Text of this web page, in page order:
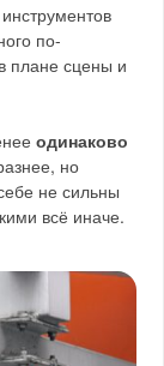
по-
плане сцены и
одинаково
но
не сильны
всё иначе.